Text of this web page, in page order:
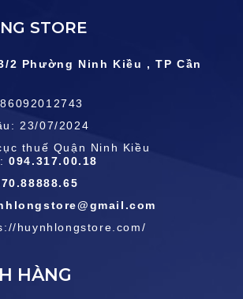
STORE
2 Phường Ninh Kiều , TP Cần
23/07/2024
thuế Quận Ninh Kiều
094.317.00.18
huynhlongstore.com/
HÀNG